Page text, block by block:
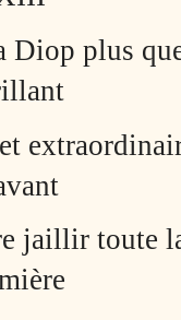
Diop plus
jaillir toute